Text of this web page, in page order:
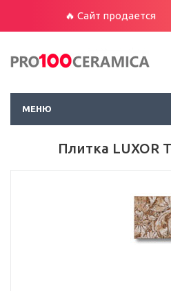
🔥 Сайт продается
МЕНЮ
Плитка LUXOR